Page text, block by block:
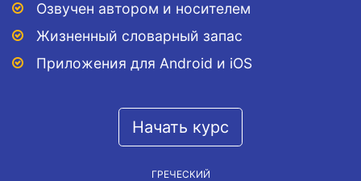
Озвучен автором и носителем
Жизненный словарный запас
Приложения для Android и iOS
Начать курс
ГРЕЧЕСКИЙ